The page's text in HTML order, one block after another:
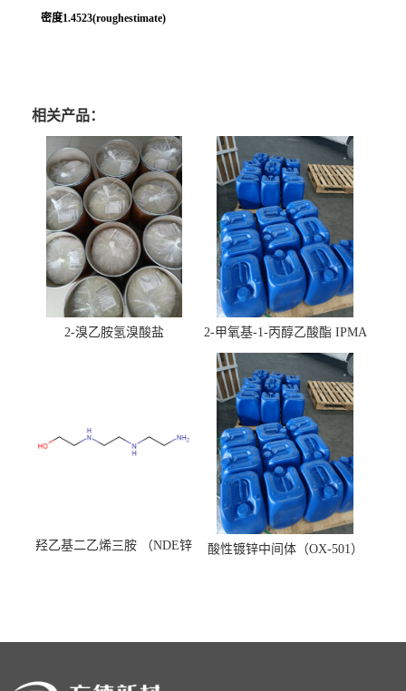
密度1.4523(roughestimate)
相关产品：
2-溴乙胺氢溴酸盐 2-甲氧基-1-丙醇乙酸酯 IPMA
羟乙基二乙烯三胺 （NDE锌
酸性镀锌中间体（OX-501）